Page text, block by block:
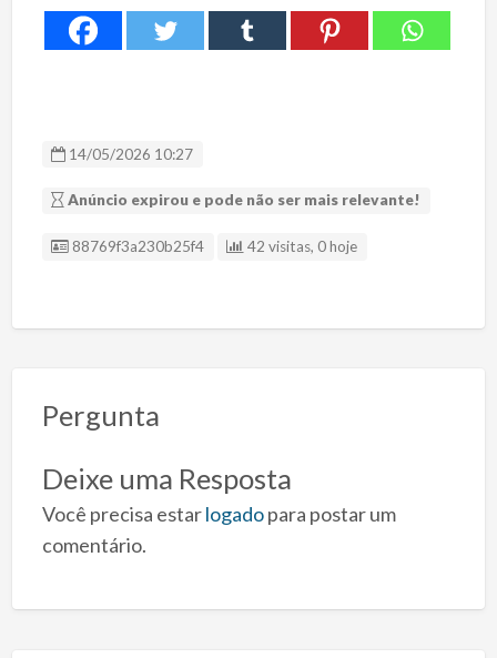
14/05/2026 10:27
Anúncio expirou e pode não ser mais relevante!
ID Anúncio
88769f3a230b25f4 42 visitas, 0 hoje
Pergunta
Deixe uma Resposta
Você precisa estarlogadopara postar um
comentário.